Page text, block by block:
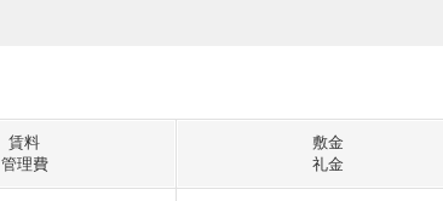
賃料
管理費
敷金
礼金